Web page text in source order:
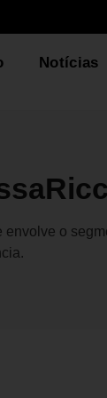
Notícias
o